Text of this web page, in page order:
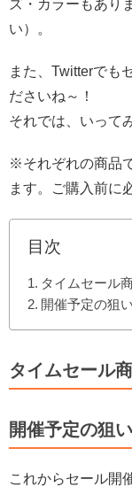
ズ・カラーもあり
い）。
また、Twitterでも
ださいね～！
それでは、いって
※それぞれの商品
ます。ご購入前に
目次
タイムセール
開催予定の狙
タイムセール
開催予定の狙
これからセール開